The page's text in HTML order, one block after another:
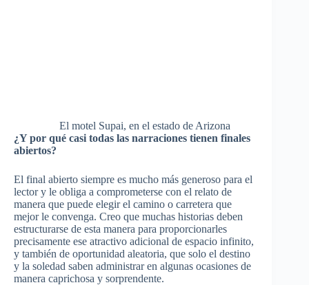
El motel Supai, en el estado de Arizona
¿Y por qué casi todas las narraciones tienen finales
abiertos?
El final abierto siempre es mucho más generoso para el
lector y le obliga a comprometerse con el relato de
manera que puede elegir el camino o carretera que
mejor le convenga. Creo que muchas historias deben
estructurarse de esta manera para proporcionarles
precisamente ese atractivo adicional de espacio infinito,
y también de oportunidad aleatoria, que solo el destino
y la soledad saben administrar en algunas ocasiones de
manera caprichosa y sorprendente.